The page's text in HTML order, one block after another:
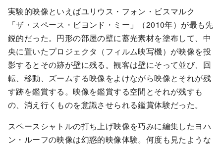
実験的映像といえばユリウス・フォン・ビスマルク
「ザ・スペース・ビヨンド・ミー」（2010年）が最も先
鋭的だった。円形の部屋の壁に蓄光素材を塗布して、中
央に置いたプロジェクタ（フィルム映写機）が映像を投
影するとその跡が壁に残る。観客は壁にそって並び、回
転、移動、ズームする映像をよけながら映像とそれが残
す跡を鑑賞する。映像を鑑賞する空間とそれが残すも
の、消え行くものを意識させられる鑑賞体験だった。
スペースシャトルの打ち上げ映像を巧みに編集したヨハ
ン・ルーフの映像は幻惑的映像体験。何度も見たような